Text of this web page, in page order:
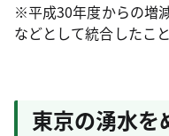
※平成30年度からの増
などとして統合したこ
東京の湧水を